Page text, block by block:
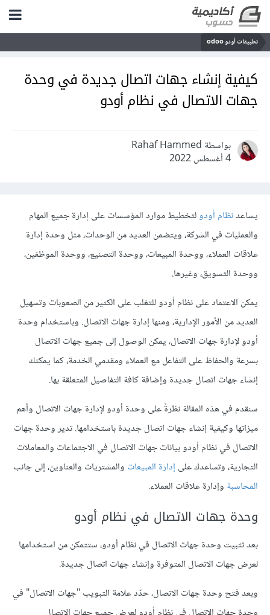
تطبيقات أودو odoo
كيفية إنشاء جهات اتصال جديدة في وحدة
جهات الاتصال في نظام أودو
بواسطة Rahaf Hammed
4 أغسطس 2022
يساعدنظام أودولتخطيط موارد المؤسسات على إدارة جميع المهام
والعمليات في الشركة، ويتضمن العديد من الوحدات، مثل وحدة إدارة
علاقات العملاء، ووحدة المبيعات، ووحدة التصنيع، ووحدة الموظفين،
ووحدة التسويق، وغيرها.
يمكن الاعتماد على نظام أودو للتغلب على الكثير من الصعوبات وتسهيل
العديد من الأمور الإدارية، ومنها إدارة جهات الاتصال. وباستخدام وحدة
أودو لإدارة جهات الاتصال، يمكن الوصول إلى جميع جهات الاتصال
بسرعة والحفاظ على التفاعل مع العملاء ومقدمي الخدمة، كما يمكنك
إنشاء جهات اتصال جديدة وإضافة كافة التفاصيل المتعلقة بها.
سنقدم في هذه المقالة نظرةً على وحدة أودو لإدارة جهات الاتصال وأهم
ميزاتها وكيفية إنشاء جهات اتصال جديدة باستخدامها. تدير وحدة جهات
الاتصال في نظام أودو بيانات جهات الاتصال في الاجتماعات والمعاملات
التجارية، وتساعدك على إدارة المبيعات والمشتريات والعناوين، إلى جانب
المحاسبة وإدارة علاقات العملاء.
وحدة جهات الاتصال في نظام أودو
بعد تثبيت وحدة جهات الاتصال في نظام أودو، ستتمكن من استخدامها
لعرض جهات الاتصال المتوفرة وإنشاء جهات اتصال جديدة.
وبعد فتح وحدة جهات الاتصال، حدّد علامة التبويب "جهات الاتصال" في